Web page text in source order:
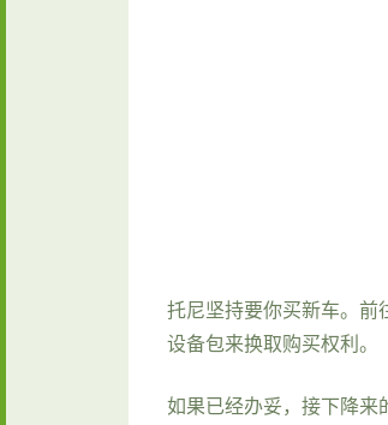
托尼坚持要你买新车。前
设备包来换取购买权利。
如果已经办妥，接下降来